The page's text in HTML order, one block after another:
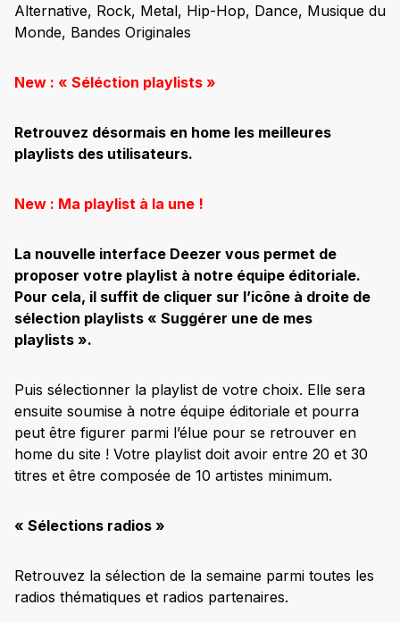
Alternative, Rock, Metal, Hip-Hop, Dance, Musique du
Monde, Bandes Originales
New : « Séléction playlists »
Retrouvez désormais en home les meilleures
playlists des utilisateurs.
New : Ma playlist à la une !
La nouvelle interface Deezer vous permet de
proposer votre playlist à notre équipe éditoriale.
Pour cela, il suffit de cliquer sur l’icône à droite de
sélection playlists « Suggérer une de mes
playlists ».
Puis sélectionner la playlist de votre choix. Elle sera
ensuite soumise à notre équipe éditoriale et pourra
peut être figurer parmi l’élue pour se retrouver en
home du site ! Votre playlist doit avoir entre 20 et 30
titres et être composée de 10 artistes minimum.
« Sélections radios »
Retrouvez la sélection de la semaine parmi toutes les
radios thématiques et radios partenaires.